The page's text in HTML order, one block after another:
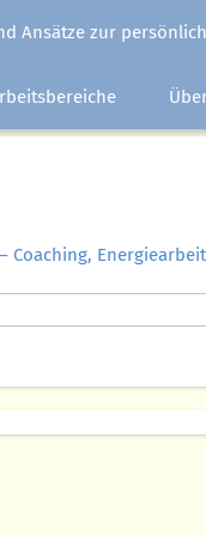
Ansätze zur
Coaching,